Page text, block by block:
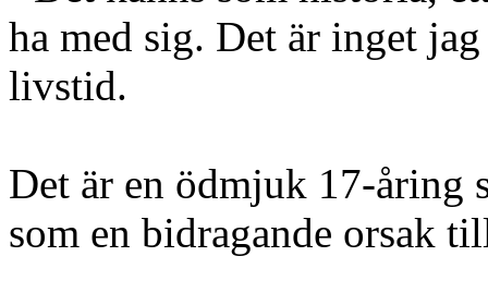
ha med sig. Det är inget
livstid.
Det är en ödmjuk 17-åring
som en bidragande orsak